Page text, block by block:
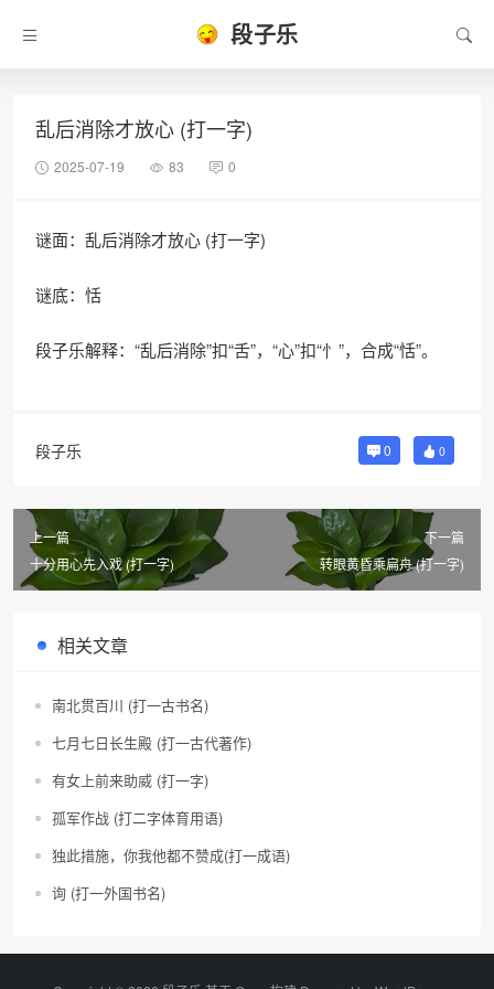
段子乐
乱后消除才放心 (打一字)
2025-07-19 83 0
谜面：乱后消除才放心 (打一字)
谜底：恬
段子乐解释：“乱后消除”扣“舌”，“心”扣“忄”，合成“恬”。
段子乐 0 0
上一篇
十分用心先入戏 (打一字)
下一篇
转眼黄昏乘扁舟 (打一字)
相关文章
南北贯百川 (打一古书名)
七月七日长生殿 (打一古代著作)
有女上前来助威 (打一字)
孤军作战 (打二字体育用语)
独此措施，你我他都不赞成(打一成语)
询 (打一外国书名)